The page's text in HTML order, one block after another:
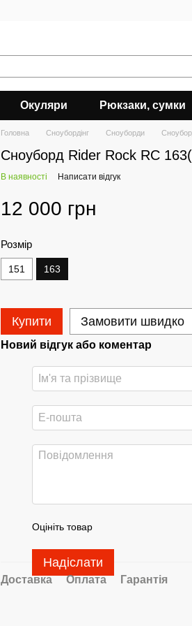
Окуляри Рюкзаки, сумки
Головна Сноубордiнг Сноуборди
Сноуборд Rider Rock RC
В наявності Написати відгук
12 000 грн
Розмір
151 163
Купити Замовити швидко
Новий відгук або коментар
Оцініть товар
Надіслати
Доставка Оплата Гарантія